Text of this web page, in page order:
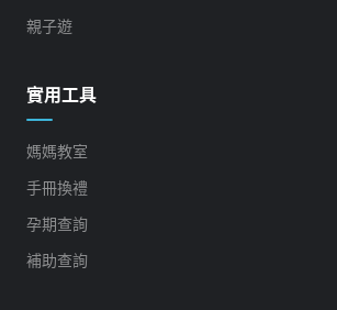
親子遊
實用工具
媽媽教室
手冊換禮
孕期查詢
補助查詢